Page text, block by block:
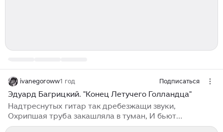
ivanegoroww1 год Подписаться
Эдуард Багрицкий. "Конец Летучего Голландца"
Надтреснутых гитар так дребезжащи звуки,
Охрипшая труба закашляла в туман, И бьют
костлявые безжалостные руки В большой, с узорами,